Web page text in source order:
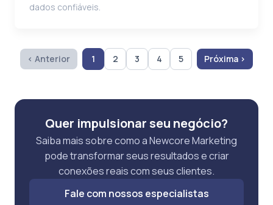
dados confiáveis.
‹ Anterior 1 2 3 4 5 Próxima ›
Quer impulsionar seu negócio?
Saiba mais sobre como a Newcore Marketing
pode transformar seus resultados e criar
conexões reais com seus clientes.
Fale com nossos especialistas